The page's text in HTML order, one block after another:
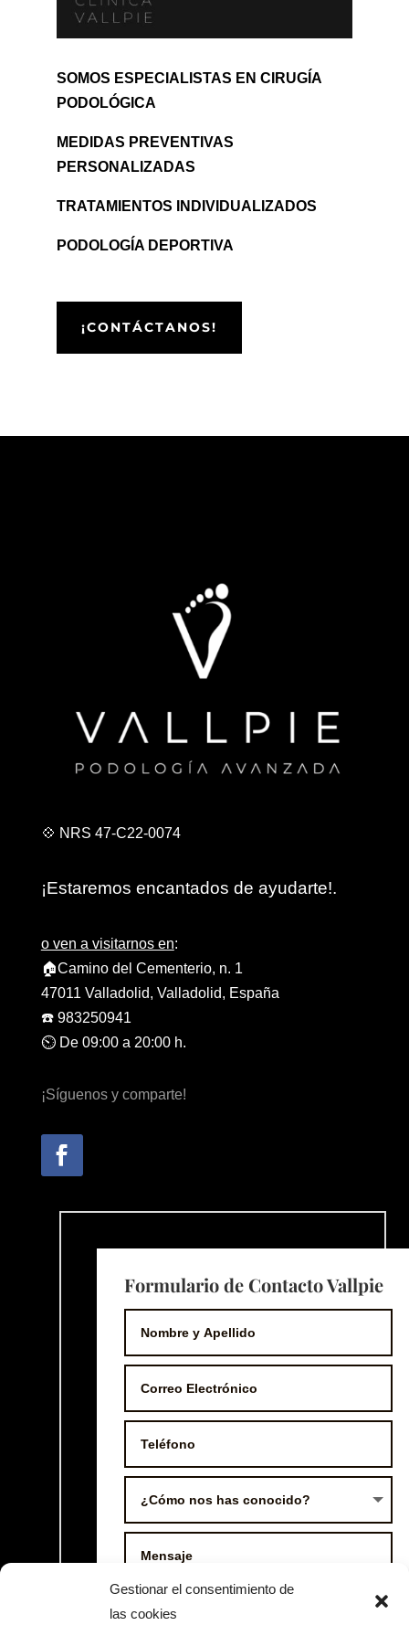
Gestionar el consentimiento de
las cookies
SOMOS ESPECIALISTAS EN CIRUGÍA
PODOLÓGICA
MEDIDAS PREVENTIVAS
PERSONALIZADAS
TRATAMIENTOS INDIVIDUALIZADOS
PODOLOGÍA DEPORTIVA
¡CONTÁCTANOS!
💠 NRS 47-C22-0074
¡Estaremos encantados de ayudarte!.
o ven a visitarnos en:
🏠Camino del Cementerio, n. 1
47011 Valladolid, Valladolid, España
☎️ 983250941
⏲️ De 09:00 a 20:00 h.
¡Síguenos y comparte!
Formulario de Contacto Vallpie